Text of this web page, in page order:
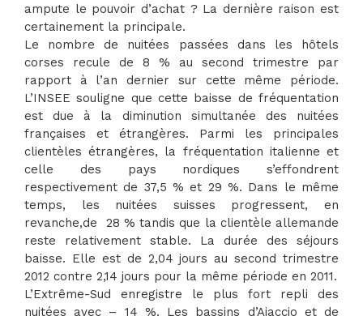
ampute le pouvoir d’achat ? La dernière raison est
certainement la principale.
Le nombre de nuitées passées dans les hôtels
corses recule de 8 % au second trimestre par
rapport à l’an dernier sur cette même période.
L’INSEE souligne que cette baisse de fréquentation
est due à la diminution simultanée des nuitées
françaises et étrangères. Parmi les principales
clientèles étrangères, la fréquentation italienne et
celle des pays nordiques s’effondrent
respectivement de 37,5 % et 29 %. Dans le même
temps, les nuitées suisses progressent, en
revanche,de 28 % tandis que la clientèle allemande
reste relativement stable. La durée des séjours
baisse. Elle est de 2,04 jours au second trimestre
2012 contre 2,14 jours pour la même période en 2011.
L’Extrême-Sud enregistre le plus fort repli des
nuitées avec – 14 %. Les bassins d’Ajaccio et de